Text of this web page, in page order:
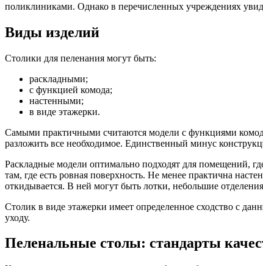
поликлиниками. Однако в перечисленных учреждениях
Виды изделий
Столики для пеленания могут быть:
раскладными;
с функцией комода;
настенными;
в виде этажерки.
Самыми практичными считаются модели с функциями
разложить все необходимое. Единственный минус
Раскладные модели оптимально подходят для помещений,
там, где есть ровная поверхность. Не менее практична
откидывается. В ней могут быть лотки, небольшие
Столик в виде этажерки имеет определенное сходство с
уходу.
Пеленальные столы: стандарты